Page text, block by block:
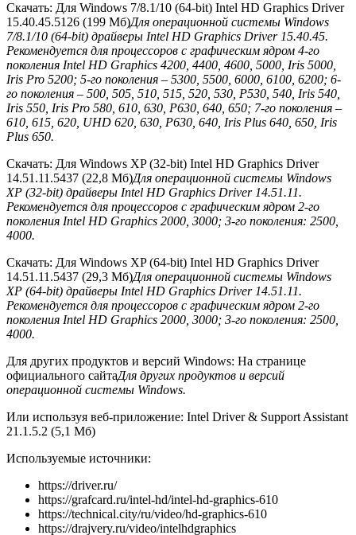
Скачать: Для Windows 7/8.1/10 (64-bit) Intel HD Graphics Driver
15.40.45.5126 (199 Mб)Для операционной системы Windows
7/8.1/10 (64-bit) драйверы Intel HD Graphics Driver 15.40.45.
Рекомендуется для процессоров с графическим ядром 4-го
поколения Intel HD Graphics 4200, 4400, 4600, 5000, Iris 5000,
Iris Pro 5200; 5-го поколения – 5300, 5500, 6000, 6100, 6200; 6-
го поколения – 500, 505, 510, 515, 520, 530, P530, 540, Iris 540,
Iris 550, Iris Pro 580, 610, 630, P630, 640, 650; 7-го поколения –
610, 615, 620, UHD 620, 630, P630, 640, Iris Plus 640, 650, Iris
Plus 650.
Скачать: Для Windows XP (32-bit) Intel HD Graphics Driver
14.51.11.5437 (22,8 Mб)Для операционной системы Windows
XP (32-bit) драйверы Intel HD Graphics Driver 14.51.11.
Рекомендуется для процессоров с графическим ядром 2-го
поколения Intel HD Graphics 2000, 3000; 3-го поколения: 2500,
4000.
Скачать: Для Windows XP (64-bit) Intel HD Graphics Driver
14.51.11.5437 (29,3 Mб)Для операционной системы Windows
XP (64-bit) драйверы Intel HD Graphics Driver 14.51.11.
Рекомендуется для процессоров с графическим ядром 2-го
поколения Intel HD Graphics 2000, 3000; 3-го поколения: 2500,
4000.
Для других продуктов и версий Windows: На странице
официального сайтаДля других продуктов и версий
операционной системы Windows.
Или используя веб-приложение: Intel Driver & Support Assistant
21.1.5.2 (5,1 Мб)
Используемые источники:
https://driver.ru/
https://grafcard.ru/intel-hd/intel-hd-graphics-610
https://technical.city/ru/video/hd-graphics-610
https://drajvery.ru/video/intelhdgraphics